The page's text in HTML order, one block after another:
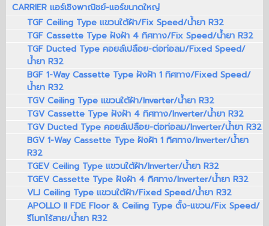
CARRIER แอร์เชิงพาณิชย์-แอร์ขนาดใหญ่
TGF Ceiling Type แขวนใต้ฝ้า/Fix Speed/น้ำยา R32
TGF Cassette Type ฝังฝ้า 4 ทิศทาง/Fix Speed/น้ำยา R32
TGF Ducted Type คอยล์เปลือย-ต่อท่อลม/Fixed Speed/
น้ำยา R32
BGF 1-Way Cassette Type ฝังฝ้า 1 ทิศทาง/Fixed Speed/
น้ำยา R32
TGV Ceiling Type แขวนใต้ฝ้า/Inverter/น้ำยา R32
TGV Cassette Type ฝังฝ้า 4 ทิศทาง/Inverter/น้ำยา R32
TGV Ducted Type คอยล์เปลือย-ต่อท่อลม/Inverter/น้ำยา R32
BGV 1-Way Cassette Type ฝังฝ้า 1 ทิศทาง/Inverter/น้ำยา
R32
TGEV Ceiling Type แขวนใต้ฝ้า/Inverter/น้ำยา R32
TGEV Cassette Type ฝังฝ้า 4 ทิศทาง/Inverter/น้ำยา R32
VLJ Ceiling Type แขวนใต้ฝ้า/Fixed Speed/น้ำยา R32
APOLLO II FDE Floor & Ceiling Type ตั้ง-แขวน/Fix Speed/
รีโมทไร้สาย/น้ำยา R32